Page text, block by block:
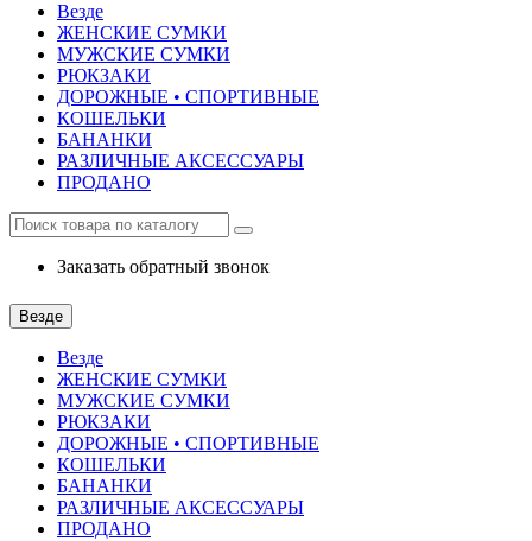
Везде
ЖЕНСКИЕ СУМКИ
МУЖСКИЕ СУМКИ
РЮКЗАКИ
ДОРОЖНЫЕ • СПОРТИВНЫЕ
КОШЕЛЬКИ
БАНАНКИ
РАЗЛИЧНЫЕ АКСЕССУАРЫ
ПРОДАНО
Заказать обратный звонок
Везде
Везде
ЖЕНСКИЕ СУМКИ
МУЖСКИЕ СУМКИ
РЮКЗАКИ
ДОРОЖНЫЕ • СПОРТИВНЫЕ
КОШЕЛЬКИ
БАНАНКИ
РАЗЛИЧНЫЕ АКСЕССУАРЫ
ПРОДАНО